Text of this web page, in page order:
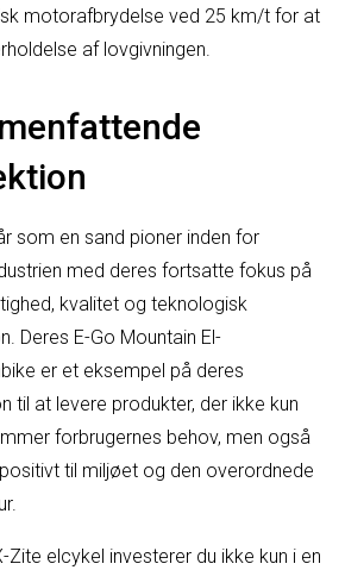
motorafbrydelse ved 25 km/t for at
af lovgivningen.
som en sand pioner inden for
med deres fortsatte fokus på
kvalitet og teknologisk
Deres E-Go Mountain El-
er et eksempel på deres
til at levere produkter, der ikke kun
forbrugernes behov, men også
til miljøet og den overordnede
Zite elcykel investerer du ikke kun i en